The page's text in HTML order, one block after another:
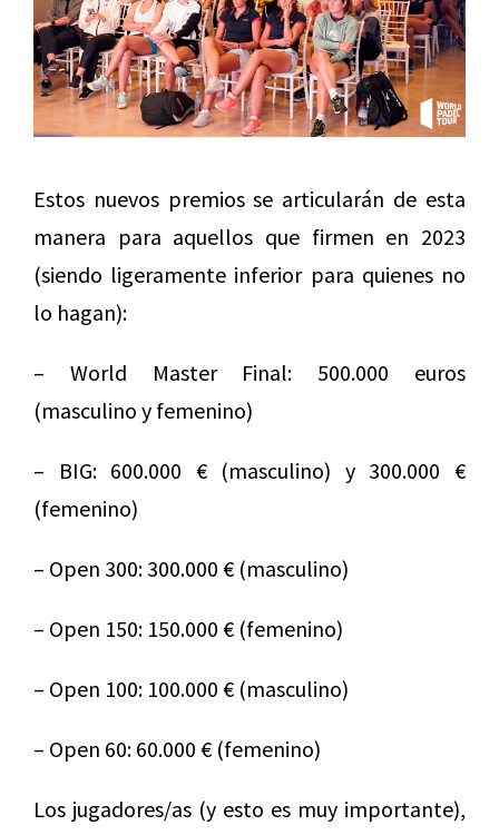
Estos nuevos premios se articularán de esta
manera para aquellos que firmen en 2023
(siendo ligeramente inferior para quienes no
lo hagan):
– World Master Final: 500.000 euros
(masculino y femenino)
– BIG: 600.000 € (masculino) y 300.000 €
(femenino)
– Open 300: 300.000 € (masculino)
– Open 150: 150.000 € (femenino)
– Open 100: 100.000 € (masculino)
– Open 60: 60.000 € (femenino)
Los jugadores/as (y esto es muy importante),